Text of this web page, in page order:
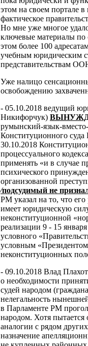
этом на своем портале
фактическое
Но мне уже многое
ключевые материалы по
этом более 100
учебным юридическим
представительствам
Уже налицо
освобождению
- 05.10.2018 ведущий
Никифорчук)
румынский-язык-
Конституционного
30.10.2018
процессуального
применять «и в случае
психического
организованной
⁄подсудимый не
РМ указал на то, что
имеет юридическую
неконституционной
реализации 9 - 15
условного
условным
неконституционных
- 09.10.2018 Влад
о необходимости
судей народом
нелегальность
в Парламенте РМ
народом. Хотя
аналогии с рядом
назначение